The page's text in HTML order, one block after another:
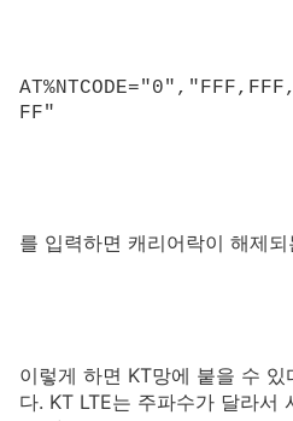
FF"
를 입력하면 캐리어락이 해제
이렇게 하면 KT망에 붙을 수
다. KT LTE는 주파수가 달라서